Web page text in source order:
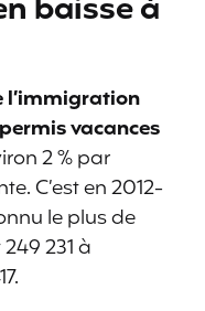
baisse à
l’immigration
vacances
2 % par
C’est en 2012-
le plus de
231 à